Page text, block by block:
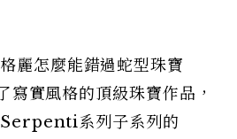
麗怎麼能錯過蛇型珠寶
實風格的頂級珠寶作品，
Serpenti系列子系列的